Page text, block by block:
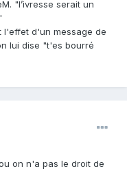
"l’ivresse serait un
l'effet d'un message de
lui dise "t'es bourré
on n'a pas le droit de